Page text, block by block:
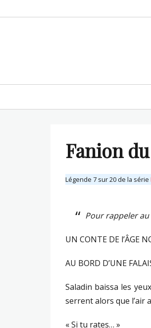
menu
Fanion
Légende 7 sur 20 de la série
Pour rappeler au
UN CONTE DE l’ÂGE
AU BORD D’UNE
Saladin baissa les
serrent alors que l’air
« Si tu rates… »